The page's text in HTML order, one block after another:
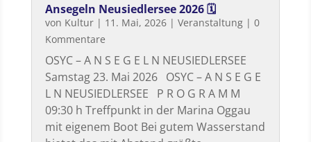
Ansegeln Neusiedlersee 2026 🗓
von Kultur| 11. Mai, 2026| Veranstaltung| 0
Kommentare
OSYC – A N S E G E L N NEUSIEDLERSEE
Samstag 23. Mai 2026 OSYC – A N S E G E
L N NEUSIEDLERSEE P R O G R A M M
09:30 h Treffpunkt in der Marina Oggau
mit eigenem Boot Bei gutem Wasserstand